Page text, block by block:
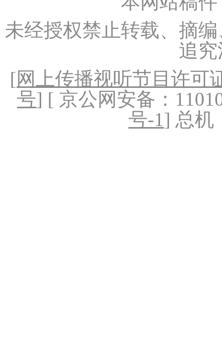
未经授权禁止转载、摘
追
[网上传播视听节目许可
号] [ 京公网安备：
号-1] 总机